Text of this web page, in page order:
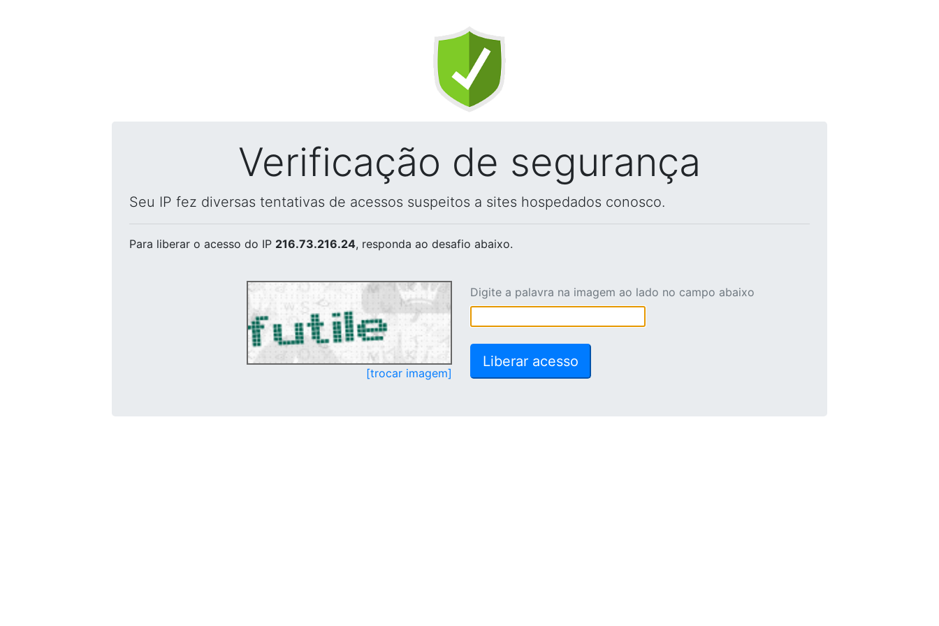
Verificação de segurança
Seu IP fez diversas tentativas de acessos suspeitos a sites hospedados conosco.
Para liberar o acesso do IP 216.73.216.24, responda ao desafio abaixo.
[trocar imagem]
Digite a palavra na imagem ao lado no campo abaixo